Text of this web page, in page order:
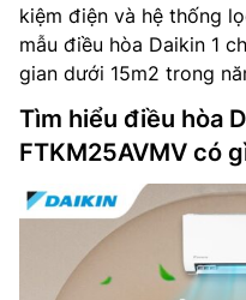
kiệm điện và hệ thống
mẫu điều hòa Daikin 1
gian dưới 15m2 trong
Tìm hiểu điều hòa
FTKM25AVMV có